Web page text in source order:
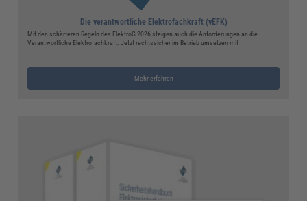
Die verantwortliche Elektrofachkraft (vEFK)
Mit den schärferen Regeln des ElektroG 2026 steigen auch die Anforderungen an die
Verantwortliche Elektrofachkraft. Jetzt rechtssicher im Betrieb umsetzen mit
Mehr erfahren